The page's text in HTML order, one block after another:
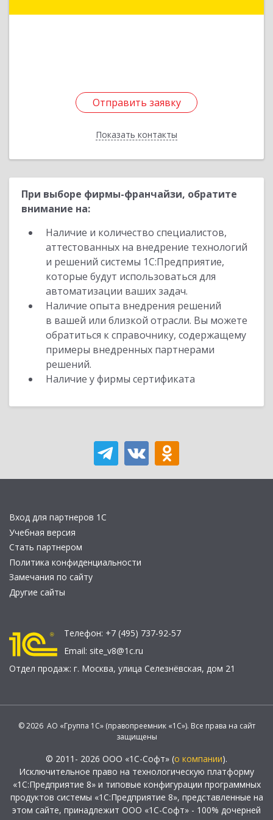
Отправить заявку
Показать контакты
Отправить заявку
Назад
При выборе фирмы-франчайзи, обратите
внимание на:
Наличие и количество специалистов,
аттестованных на внедрение технологий
и решений системы 1С:Предприятие,
которые будут использоваться для
автоматизации ваших задач.
Наличие опыта внедрения решений
в вашей или близкой отрасли. Вы можете
обратиться к справочнику, содержащему
примеры внедренных партнерами
решений.
Наличие у фирмы сертификата
Вход для партнеров 1С
Учебная версия
Стать партнером
Политика конфиденциальности
Замечания по сайту
Другие сайты
Телефон: +7 (495) 737-92-57
Email: site_v8@1c.ru
Отдел продаж: г. Москва, улица Селезнёвская, дом 21
© 2026 АО «Группа 1С» (правопреемник «1С»). Все права на сайт
защищены
© 2011- 2026 ООО «1С-Софт» (о компании).
Исключительное право на технологическую платформу
«1С:Предприятие 8» и типовые конфигурации программных
продуктов системы «1С:Предприятие 8», представленные на
этом сайте, принадлежит ООО «1С-Софт» - 100% дочерней